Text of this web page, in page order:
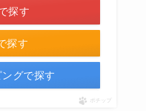
探す
探す
グで探す
ポチップ